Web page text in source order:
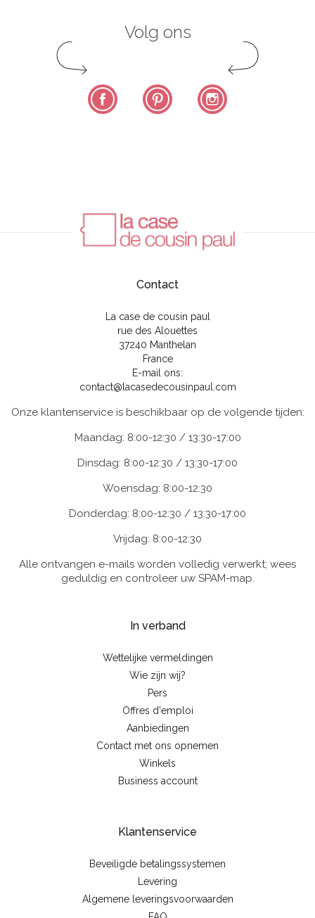
Volg ons
Facebook Pinterest
Contact
La case de cousin paul
rue des Alouettes
37240 Manthelan
France
E-mail ons:
contact@lacasedecousinpaul.com
Onze klantenservice is beschikbaar op de volgende tijden:
Maandag: 8:00-12:30 / 13:30-17:00
Dinsdag: 8:00-12:30 / 13:30-17:00
Woensdag: 8:00-12:30
Donderdag: 8:00-12:30 / 13:30-17:00
Vrijdag: 8:00-12:30
Alle ontvangen e-mails worden volledig verwerkt; wees
geduldig en controleer uw SPAM-map.
In verband
Wettelijke vermeldingen
Wie zijn wij?
Pers
Offres d'emploi
Aanbiedingen
Contact met ons opnemen
Winkels
Business account
Klantenservice
Beveiligde betalingssystemen
Levering
Algemene leveringsvoorwaarden